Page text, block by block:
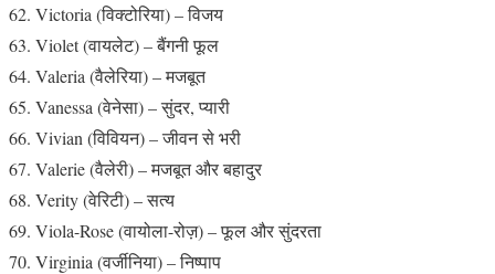
Victoria (विक्टोरिया) – विजय
Violet (वायलेट) – बैंगनी फूल
Valeria (वैलेरिया) – मजबूत
Vanessa (वेनेसा) – सुंदर, प्यारी
Vivian (विवियन) – जीवन से भरी
Valerie (वैलेरी) – मजबूत और बहादुर
Verity (वेरिटी) – सत्य
Viola-Rose (वायोला-रोज़) – फूल और सुंदरता
Virginia (वर्जीनिया) – निष्पाप